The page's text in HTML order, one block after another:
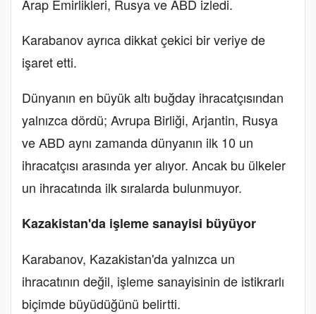
Arap Emirlikleri, Rusya ve ABD izledi.
Karabanov ayrıca dikkat çekici bir veriye de
işaret etti.
Dünyanın en büyük altı buğday ihracatçısından
yalnızca dördü; Avrupa Birliği, Arjantin, Rusya
ve ABD aynı zamanda dünyanın ilk 10 un
ihracatçısı arasında yer alıyor. Ancak bu ülkeler
un ihracatında ilk sıralarda bulunmuyor.
Kazakistan'da işleme sanayisi büyüyor
Karabanov, Kazakistan'da yalnızca un
ihracatının değil, işleme sanayisinin de istikrarlı
biçimde büyüdüğünü belirtti.